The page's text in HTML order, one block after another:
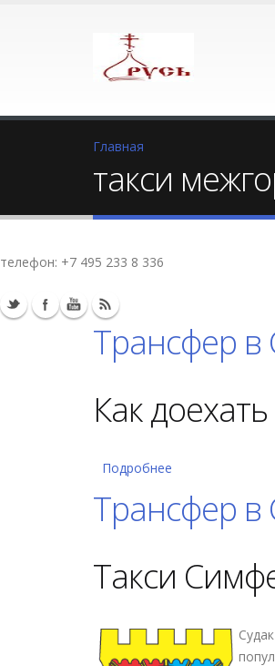
Главная
такси
телефон: +7 495 233 8 336
Трансфер в
Как
Подробнее
Трансфер в
Такси